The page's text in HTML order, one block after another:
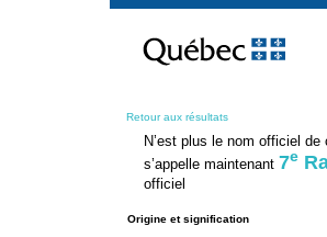
contenu
Retour aux résultats
N’est plus le nom officiel de
s’appelle maintenant 7e
officiel
Origine et signification